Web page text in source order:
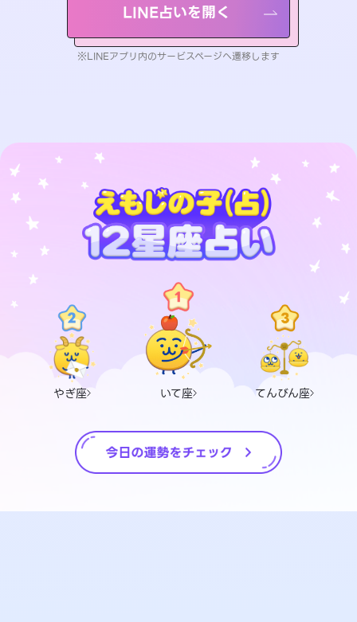
LINE占いを開く
※LINEアプリ内のサービスページへ遷移します
やぎ座 いて座 てんびん座